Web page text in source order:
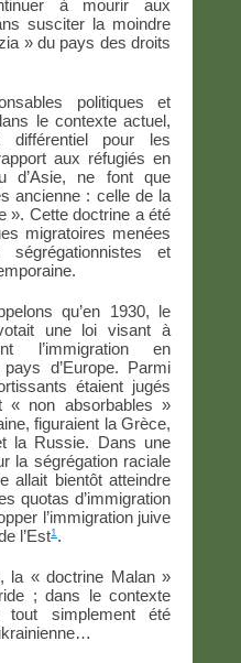
à mourir aux
susciter la moindre
» du pays des droits
politiques et
le contexte actuel,
différentiel pour les
aux réfugiés en
d’Asie, ne font que
ancienne : celle de la
». Cette doctrine a été
migratoires menées
et
qu’en 1930, le
une loi visant à
l’immigration en
d’Europe. Parmi
étaient jugés
« non absorbables »
figuraient la Grèce,
la Russie. Dans une
la ségrégation raciale
allait bientôt atteindre
quotas d’immigration
l’immigration juive
l’Est1 .
la « doctrine Malan »
; dans le contexte
simplement été